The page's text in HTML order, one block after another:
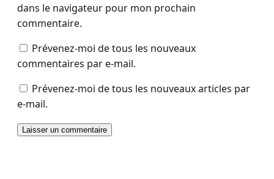
dans le navigateur pour mon prochain
commentaire.
Prévenez-moi de tous les nouveaux
commentaires par e-mail.
Prévenez-moi de tous les nouveaux articles par
e-mail.